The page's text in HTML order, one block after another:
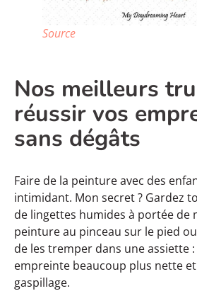
Source
Nos meilleurs
réussir vos
sans dégâts
Faire de la peinture avec des
intimidant. Mon secret ? Gardez
de lingettes humides à portée de
peinture au pinceau sur le pied
de les tremper dans une assiette
empreinte beaucoup plus nette
gaspillage.